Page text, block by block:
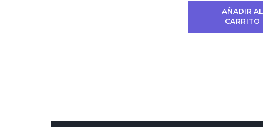
original
era:
AÑADIR AL
CARRITO